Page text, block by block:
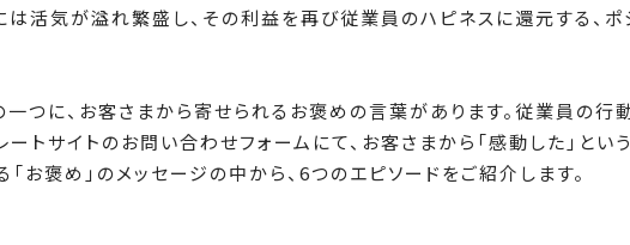
活気が溢れ繁盛し、その利益を再び従業員のハピネスに還元する、ポ
つに、お客さまから寄せられるお褒めの言葉があります。従業員の行
トサイトのお問い合わせフォームにて、お客さまから「感動した」と
「お褒め」のメッセージの中から、6つのエピソードをご紹介します。